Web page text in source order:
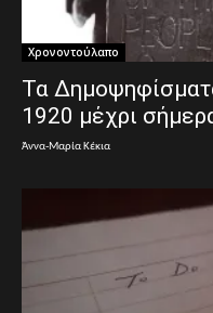
Χρονοντούλαπο
Τα
1920 μέχρι
Άννα-Μαρία Κέκια